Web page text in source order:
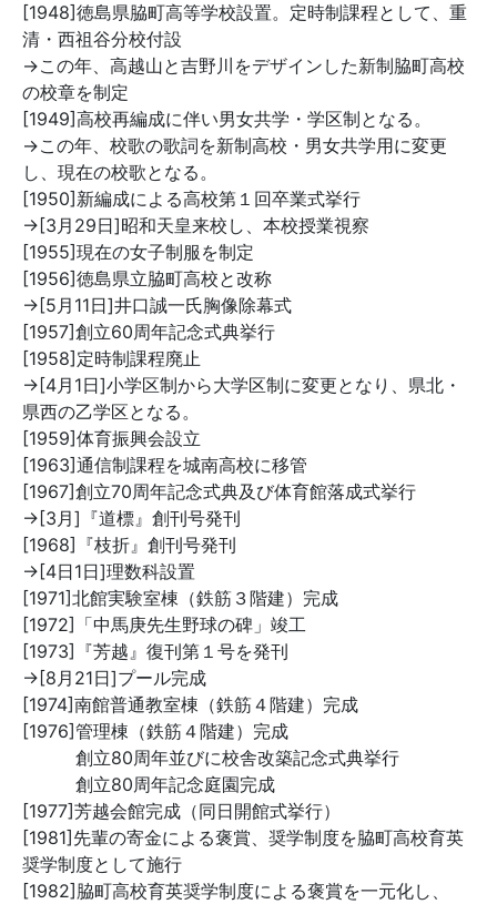
[1948]徳島県脇町高等学校設置。定時制課程として、重
清・西祖谷分校付設
→この年、高越山と吉野川をデザインした新制脇町高校
の校章を制定
[1949]高校再編成に伴い男女共学・学区制となる。
→この年、校歌の歌詞を新制高校・男女共学用に変更
し、現在の校歌となる。
[1950]新編成による高校第１回卒業式挙行
→[3月29日]昭和天皇来校し、本校授業視察
[1955]現在の女子制服を制定
[1956]徳島県立脇町高校と改称
→[5月11日]井口誠一氏胸像除幕式
[1957]創立60周年記念式典挙行
[1958]定時制課程廃止
→[4月1日]小学区制から大学区制に変更となり、県北・
県西の乙学区となる。
[1959]体育振興会設立
[1963]通信制課程を城南高校に移管
[1967]創立70周年記念式典及び体育館落成式挙行
→[3月]『道標』創刊号発刊
[1968]『枝折』創刊号発刊
→[4日1日]理数科設置
[1971]北館実験室棟（鉄筋３階建）完成
[1972]「中馬庚先生野球の碑」竣工
[1973]『芳越』復刊第１号を発刊
→[8月21日]プール完成
[1974]南館普通教室棟（鉄筋４階建）完成
[1976]管理棟（鉄筋４階建）完成
創立80周年並びに校舎改築記念式典挙行
創立80周年記念庭園完成
[1977]芳越会館完成（同日開館式挙行）
[1981]先輩の寄金による褒賞、奨学制度を脇町高校育英
奨学制度として施行
[1982]脇町高校育英奨学制度による褒賞を一元化し、